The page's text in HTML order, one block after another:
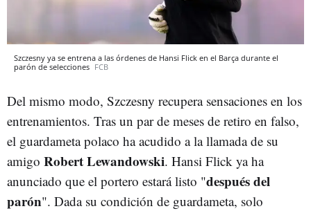
Szczesny ya se entrena a las órdenes de Hansi Flick en el Barça durante el
parón de selecciones FCB
Del mismo modo, Szczesny recupera sensaciones en los
entrenamientos. Tras un par de meses de retiro en falso,
el guardameta polaco ha acudido a la llamada de su
amigo Robert Lewandowski. Hansi Flick ya ha
anunciado que el portero estará listo "después del
parón". Dada su condición de guardameta, solo